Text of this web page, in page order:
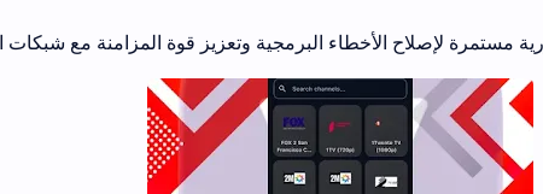
الأخطاء البرمجية وتعزيز قوة المزامنة مع شبكات الاتصال المختلفة.